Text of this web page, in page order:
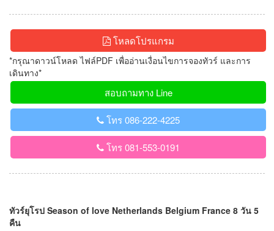
โหลดโปรแกรม
*กรุณาดาวน์โหลด ไฟล์PDF เพื่ออ่านเงื่อนไขการจองทัวร์ และการ
เดินทาง*
สอบถามทาง Line
โทร 086-222-4225
โทร 081-553-0191
ทัวร์ยุโรป Season of love Netherlands Belgium France 8 วัน 5
คืน